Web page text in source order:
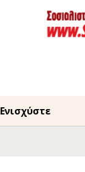
Ενισχύστε